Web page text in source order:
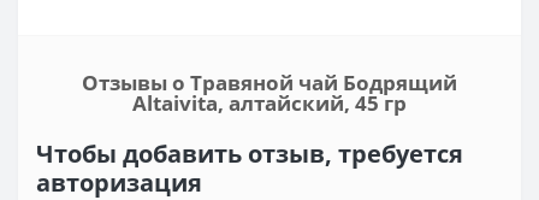
Отзывы о Травяной чай Бодрящий
Altaivita, алтайский, 45 гр
Чтобы добавить отзыв, требуется
авторизация